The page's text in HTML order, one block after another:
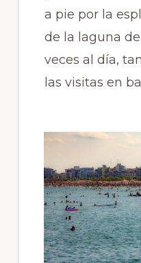
a pie por la
de la laguna
veces al día,
las visitas en